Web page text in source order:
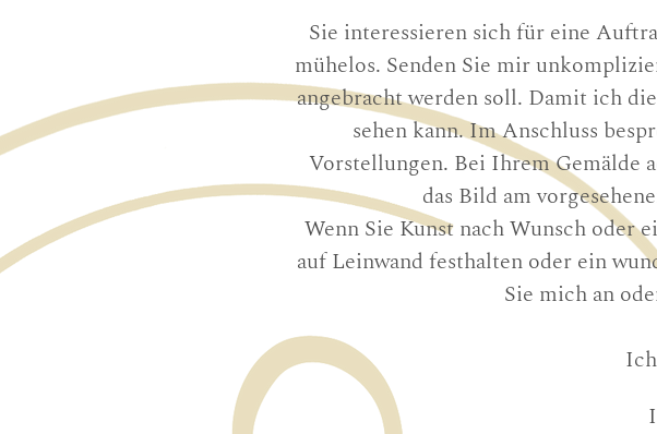
Sie interessieren sich für eine
mühelos. Senden Sie mir
angebracht werden soll. Damit ich
sehen kann. Im Anschluss
Vorstellungen. Bei Ihrem Gemälde
das Bild am
Wenn Sie Kunst nach Wunsch
auf Leinwand festhalten oder ein
Sie mich an